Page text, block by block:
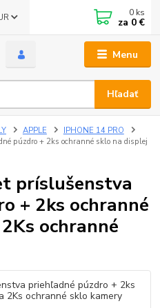
Menu
Hľadať
0 ks
za 0 €
APPLE
IPHONE 14 PRO
púzdro + 2ks ochranné sklo na displej
príslušenstva
+ 2ks ochranné
ochranné